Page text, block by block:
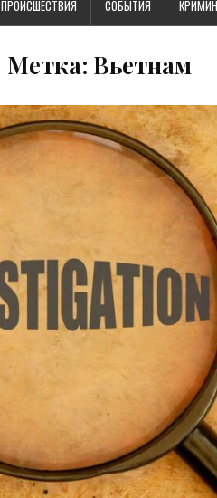
ПРОИСШЕСТВИЯ СОБЫТИЯ
Метка: Вьетнам